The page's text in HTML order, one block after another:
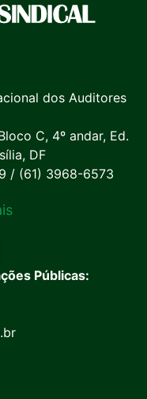
dos Auditores
C, 4º andar, Ed.
DF
/ (61) 3968-6573
Públicas: